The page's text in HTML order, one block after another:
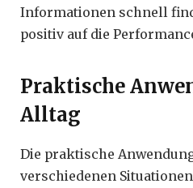
Informationen schnell
positiv auf die
Praktische
Alltag
Die praktische
verschiedenen